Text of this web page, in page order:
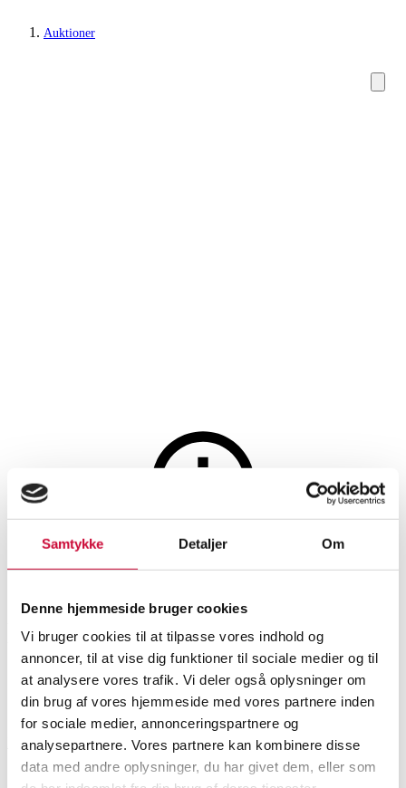
Samtykke Detaljer Om
Denne hjemmeside bruger cookies
Vi bruger cookies til at tilpasse vores indhold og
annoncer, til at vise dig funktioner til sociale medier og til
at analysere vores trafik. Vi deler også oplysninger om
din brug af vores hjemmeside med vores partnere inden
for sociale medier, annonceringspartnere og
analysepartnere. Vores partnere kan kombinere disse
data med andre oplysninger, du har givet dem, eller som
Auktioner
Auktionen er afsluttet
Samling vintage mekanisk
legetøj mm. (15)
SHOWROOM
Roskilde
VURDERING
DKK 1.000
VARENUMMER
6587177